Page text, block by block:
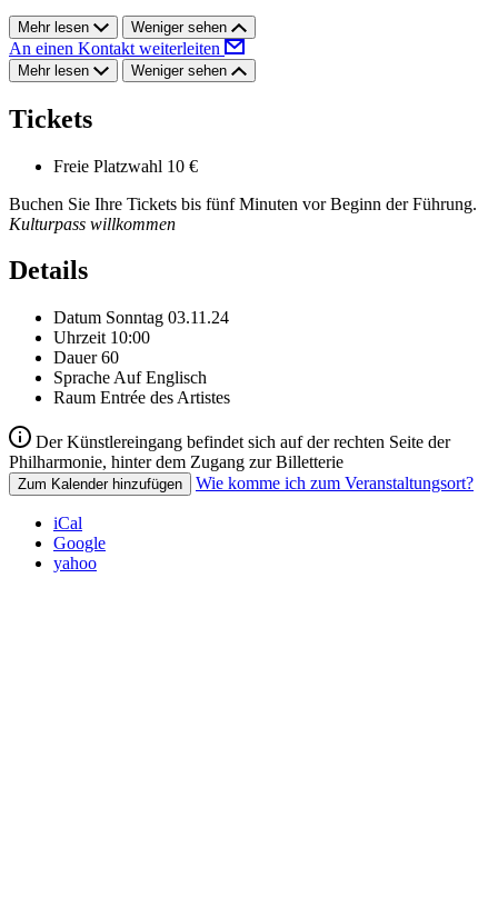
Mehr lesen Weniger sehen
An einen Kontakt weiterleiten
Mehr lesen Weniger sehen
Tickets
Freie Platzwahl 10 €
Buchen Sie Ihre Tickets bis fünf Minuten vor Beginn der Führung.
Kulturpass willkommen
Details
Datum Sonntag 03.11.24
Uhrzeit 10:00
Dauer 60
Sprache Auf Englisch
Raum Entrée des Artistes
Der Künstlereingang befindet sich auf der rechten Seite der
Philharmonie, hinter dem Zugang zur Billetterie
Zum Kalender hinzufügen Wie komme ich zum Veranstaltungsort?
iCal
Google
yahoo